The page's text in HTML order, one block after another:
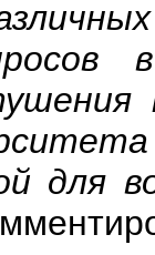
для